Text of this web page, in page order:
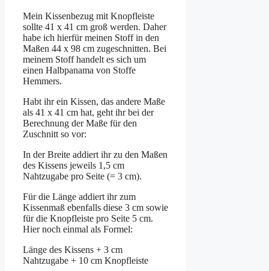
Mein Kissenbezug mit Knopfleiste
sollte 41 x 41 cm groß werden. Daher
habe ich hierfür meinen Stoff in den
Maßen 44 x 98 cm zugeschnitten. Bei
meinem Stoff handelt es sich um
einen Halbpanama von Stoffe
Hemmers.
Habt ihr ein Kissen, das andere Maße
als 41 x 41 cm hat, geht ihr bei der
Berechnung der Maße für den
Zuschnitt so vor:
In der Breite addiert ihr zu den Maßen
des Kissens jeweils 1,5 cm
Nahtzugabe pro Seite (= 3 cm).
Für die Länge addiert ihr zum
Kissenmaß ebenfalls diese 3 cm sowie
für die Knopfleiste pro Seite 5 cm.
Hier noch einmal als Formel:
Länge des Kissens + 3 cm
Nahtzugabe + 10 cm Knopfleiste